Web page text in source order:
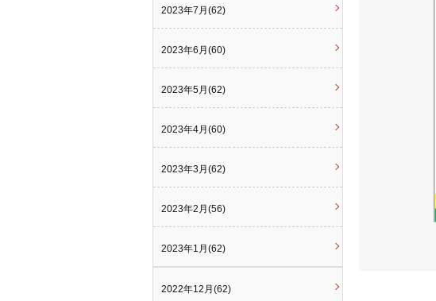
2023年7月(62)
2023年6月(60)
2023年5月(62)
2023年4月(60)
2023年3月(62)
2023年2月(56)
2023年1月(62)
2022年12月(62)